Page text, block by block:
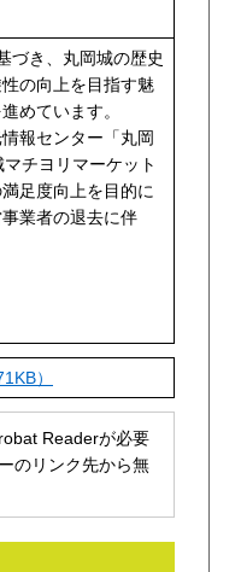
づき、丸岡城の歴史
の向上を目指す魅
めています。
報センター「丸岡
チヨリマーケット
足度向上を目的に
業者の退去に伴
）
Readerが必要
のリンク先から無